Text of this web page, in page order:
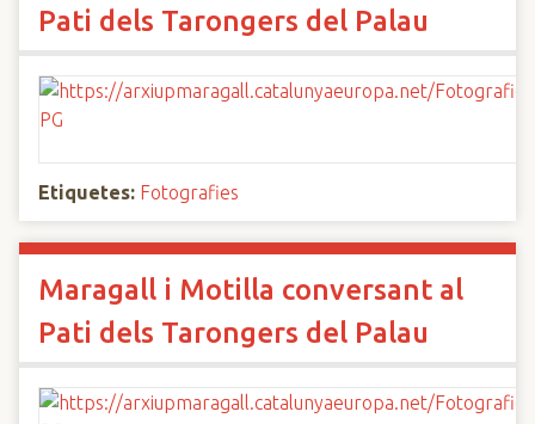
Pati dels Tarongers del Palau
Etiquetes: Fotografies
Maragall i Motilla conversant al
Pati dels Tarongers del Palau